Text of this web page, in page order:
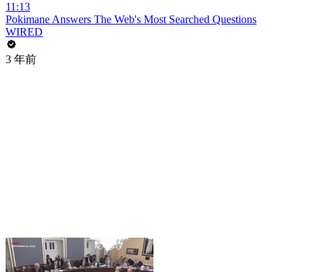
11:13
Pokimane Answers The Web's Most Searched Questions
WIRED
3 年前